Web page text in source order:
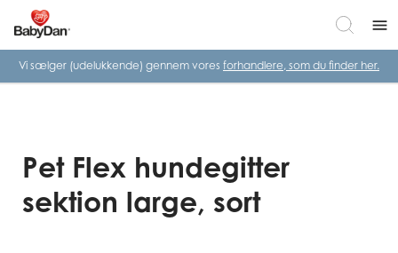
menu
Vi sælger (udelukkende) gennem vores forhandlere, som du finder her.
Pet Flex hundegitter
sektion large, sort